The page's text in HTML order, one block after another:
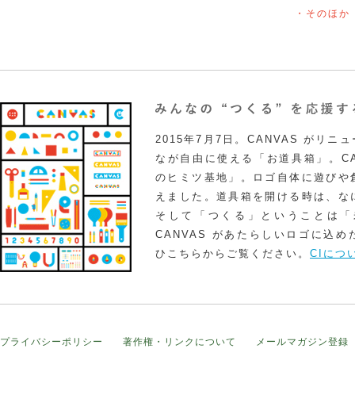
・そのほか
2015年7月7日。CANVAS がリニュ
なが自由に使える「お道具箱」。
のヒミツ基地」。ロゴ自体に遊び
えました。道具箱を開ける時は、
そして「つくる」ということは
CANVAS があたらしいロゴに込め
ひこちらからご覧ください。 CIにつ
プライバシーポリシー 著作権・リンクについて メールマガジン登録